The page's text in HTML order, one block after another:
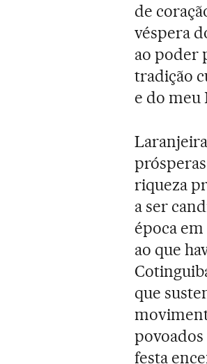
de
véspera
ao poder
tradição
e do meu
riqueza
a ser
época
ao que
que
povoados
festa